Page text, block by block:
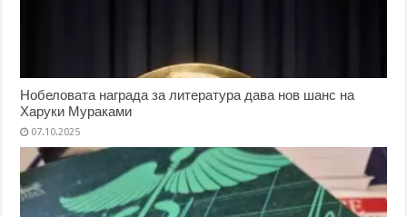
Нобеловата награда за литература дава нов шанс на
Харуки Мураками
07.10.2025